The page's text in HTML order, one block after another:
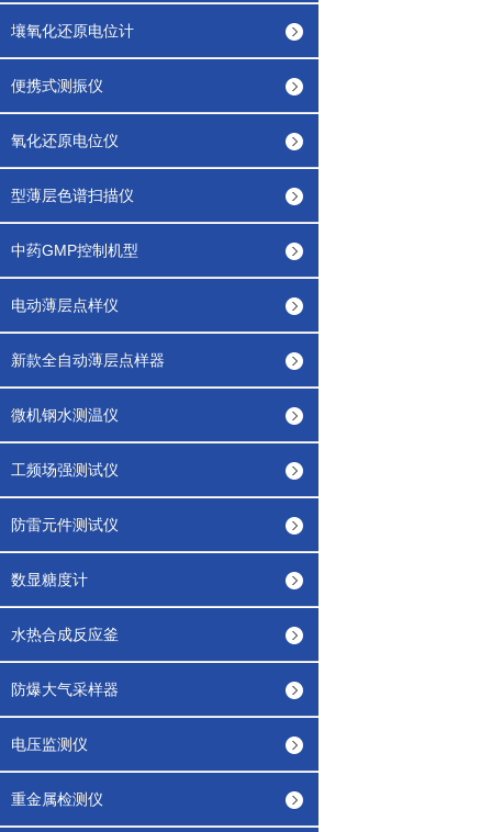
壤氧化还原电位计
便携式测振仪
氧化还原电位仪
型薄层色谱扫描仪
中药GMP控制机型
电动薄层点样仪
新款全自动薄层点样器
微机钢水测温仪
工频场强测试仪
防雷元件测试仪
数显糖度计
水热合成反应釜
防爆大气采样器
电压监测仪
重金属检测仪